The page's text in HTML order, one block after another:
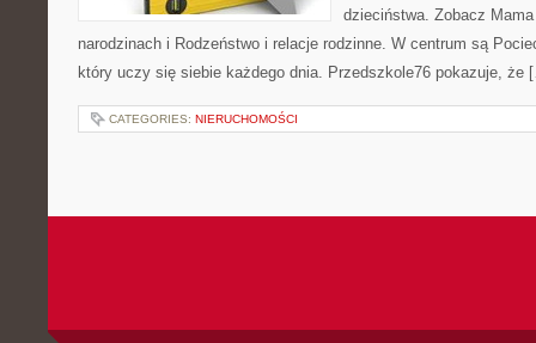
dzieciństwa. Zobacz
narodzinach i Rodzeństwo i relacje rodzinne. W centrum są
który uczy się siebie każdego dnia. Przedszkole76 pokazuje, że
CATEGORIES: NIERUCHOMOŚCI